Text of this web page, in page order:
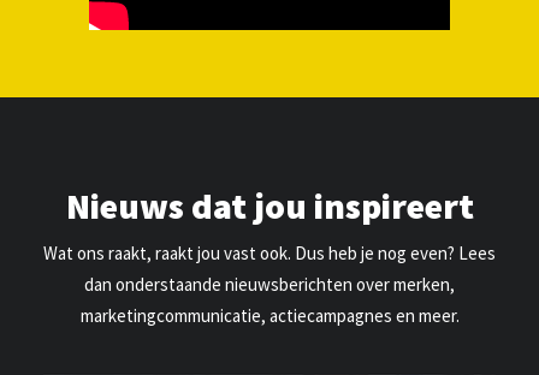
Nieuws dat jou inspireert
Wat ons raakt, raakt jou vast ook. Dus heb je nog even? Lees
dan onderstaande nieuwsberichten over merken,
marketingcommunicatie, actiecampagnes en meer.